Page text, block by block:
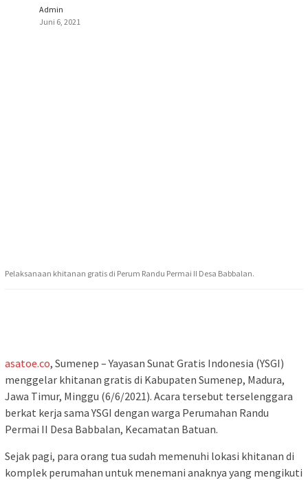
Admin
Juni 6, 2021
Pelaksanaan khitanan gratis di Perum Randu Permai II Desa Babbalan.
asatoe.co, Sumenep – Yayasan Sunat Gratis Indonesia (YSGI)
menggelar khitanan gratis di Kabupaten Sumenep, Madura,
Jawa Timur, Minggu (6/6/2021). Acara tersebut terselenggara
berkat kerja sama YSGI dengan warga Perumahan Randu
Permai II Desa Babbalan, Kecamatan Batuan.
Sejak pagi, para orang tua sudah memenuhi lokasi khitanan di
komplek perumahan untuk menemani anaknya yang mengikuti